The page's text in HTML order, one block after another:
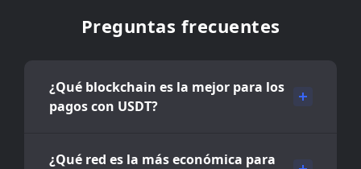
Preguntas frecuentes
¿Qué blockchain es la mejor para los
pagos con USDT?
¿Qué red es la más económica para